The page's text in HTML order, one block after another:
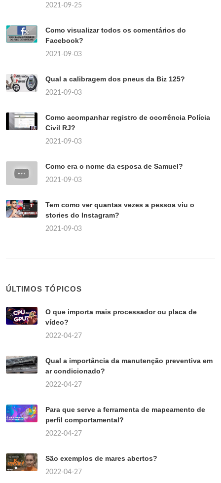
2021-09-25
Como visualizar todos os comentários do
Facebook?
2021-09-03
Qual a calibragem dos pneus da Biz 125?
2021-09-03
Como acompanhar registro de ocorrência Polícia
Civil RJ?
2021-09-03
Como era o nome da esposa de Samuel?
2021-09-03
Tem como ver quantas vezes a pessoa viu o
stories do Instagram?
2021-09-03
ÚLTIMOS TÓPICOS
O que importa mais processador ou placa de
vídeo?
2022-04-27
Qual a importância da manutenção preventiva em
ar condicionado?
2022-04-27
Para que serve a ferramenta de mapeamento de
perfil comportamental?
2022-04-27
São exemplos de mares abertos?
2022-04-27